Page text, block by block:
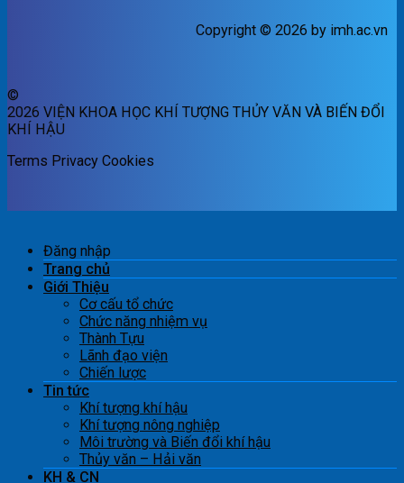
Copyright © 2026 by imh.ac.vn
©
2026 VIỆN KHOA HỌC KHÍ TƯỢNG THỦY VĂN VÀ BIẾN ĐỔI
KHÍ HẬU
Terms Privacy Cookies
Đăng nhập
Trang chủ
Giới Thiệu
Cơ cấu tổ chức
Chức năng nhiệm vụ
Thành Tựu
Lãnh đạo viện
Chiến lược
Tin tức
Khí tượng khí hậu
Khí tượng nông nghiệp
Môi trường và Biến đổi khí hậu
Thủy văn – Hải văn
KH & CN